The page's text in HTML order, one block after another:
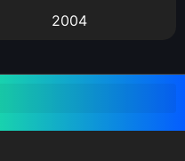
2004
2000